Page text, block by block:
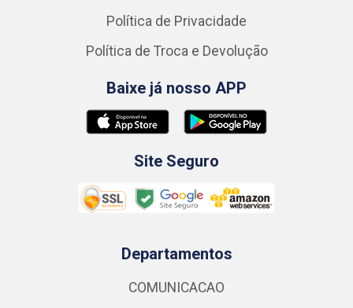
Política de Privacidade
Política de Troca e Devolução
Baixe já nosso APP
Site Seguro
Departamentos
COMUNICACAO